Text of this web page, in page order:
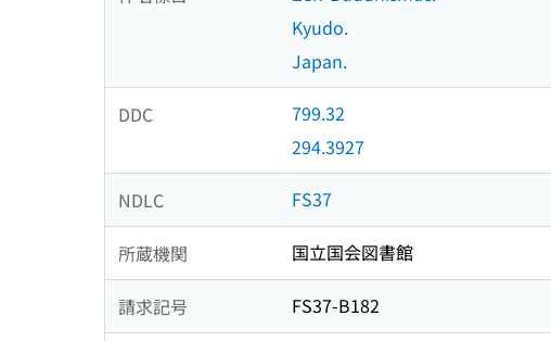
Kyudo.
Japan.
DDC
799.32
294.3927
NDLC FS37
所蔵機関 国立国会図書館
請求記号
FS37-B182